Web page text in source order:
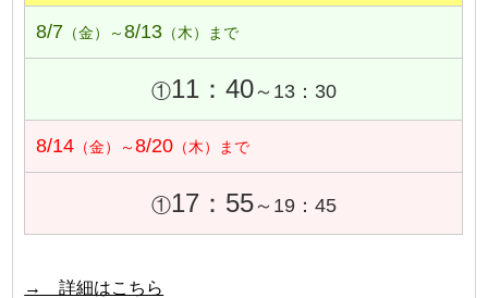
8/7 （金）～8/13 （木）まで
①11：40～13：30
8/14 （金）～8/20 （木）まで
①17：55～19：45
→ 詳細はこちら